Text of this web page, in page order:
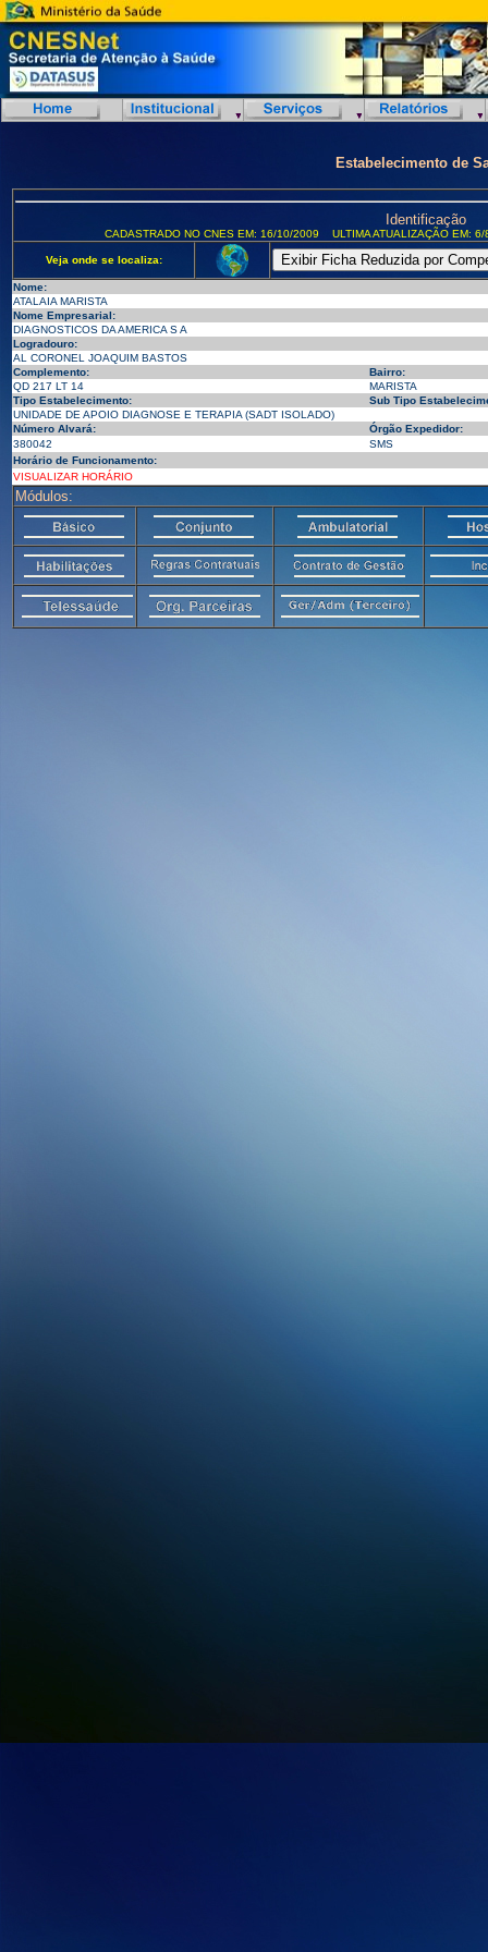
Estabelecimento de
Identificação
CADASTRADO NO CNES EM: 16/10/2009 ULTIMA ATUALIZAÇÃO EM:
Veja onde se localiza:
Nome:
ATALAIA MARISTA
Nome Empresarial:
DIAGNOSTICOS DA AMERICA S A
Logradouro:
AL CORONEL JOAQUIM BASTOS
Complemento:
Bairro:
QD 217 LT 14
MARISTA
Tipo Estabelecimento:
Sub Tipo
UNIDADE DE APOIO DIAGNOSE E TERAPIA (SADT ISOLADO)
Número Alvará:
Órgão Expedidor:
380042
SMS
Horário de Funcionamento:
VISUALIZAR HORÁRIO
Módulos: